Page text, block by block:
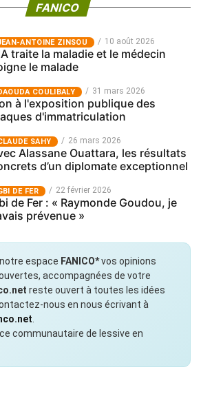
FANICO
ANTOINE ZINSOU 10 août 2026
traite la maladie et le médecin
le malade
COULIBALY 31 mars 2026
à l'exposition publique des
d'immatriculation
SAHY 26 mars 2026
Alassane Ouattara, les résultats
d’un diplomate exceptionnel
DE FER 22 février 2026
de Fer : « Raymonde Goudou, je
prévenue »
espace FANICO*vos opinions
accompagnées de votre
reste ouvert à toutes les idées
nous en nous écrivant à
communautaire de lessive en